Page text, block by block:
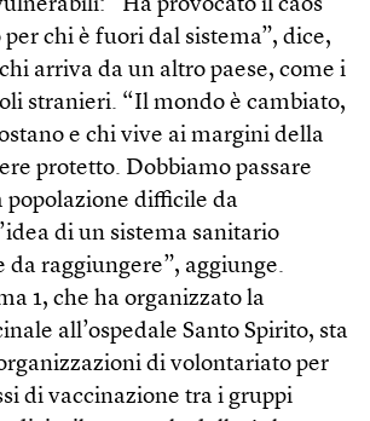
“Ha provocato il caos
chi è fuori dal sistema”, dice,
arriva da un altro paese, come i
stranieri. “Il mondo è cambiato,
e chi vive ai margini della
protetto. Dobbiamo passare
popolazione difficile da
di un sistema sanitario
da raggiungere”, aggiunge.
1, che ha organizzato la
all’ospedale Santo Spirito, sta
di volontariato per
di vaccinazione tra i gruppi